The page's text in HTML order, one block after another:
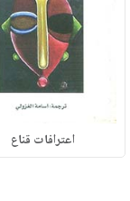
اعترافات قناع